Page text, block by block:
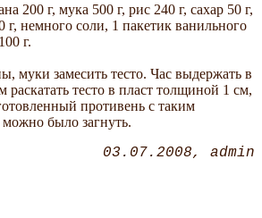
200 г, мука 500 г, рис 240 г, сахар 50 г,
г, немного соли, 1 пакетик ванильного
г.
муки замесить тесто. Час выдержать в
раскатать тесто в пласт толщиной 1 см,
противень с таким
было загнуть.
03.07.2008 admin